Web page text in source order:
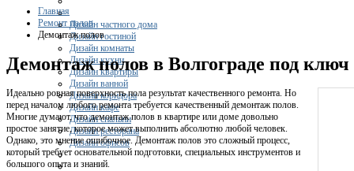
Дизайн частного дома
Дизайн гостиной
Дизайн комнаты
Дизайн кухни
Дизайн квартиры
Дизайн ванной
Дизайн коридора
Дизайн кафе
Дизайн спальни
Дизайн ресторана
Дизайн офисов
Главная
Ремонт полов
Демонтаж полов
Демонтаж полов в Волгограде под ключ
Идеально ровная поверхность пола результат качественного ремонта. Но
перед началом любого ремонта требуется качественный демонтаж полов.
Многие думают, что демонтаж полов в квартире или доме довольно
простое занятие, которое может выполнить абсолютно любой человек.
Однако, это мнение ошибочное. Демонтаж полов это сложный процесс,
который требует основательной подготовки, специальных инструментов и
большого опыта и знаний.